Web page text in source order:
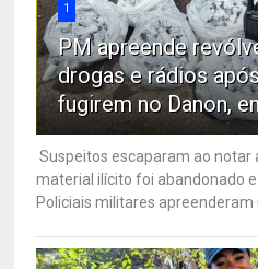
1
PM apreende
drogas e rádios
fugirem no Danon,
Suspeitos escaparam ao notar
material ilícito foi abandonado e
Policiais militares apreenderam